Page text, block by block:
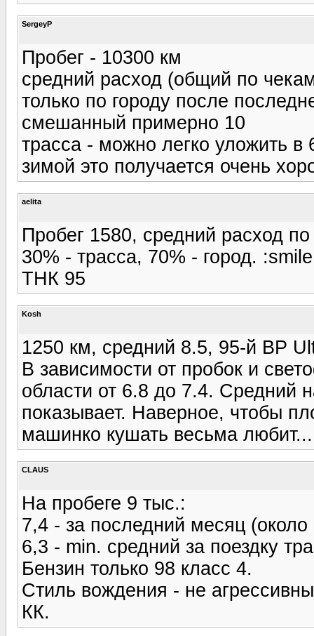
SergeyP
Пробег - 10300 км
средний расход (общий по
только по городу после
смешанный примерно 10
трасса - можно легко уложить
зимой это получается очень
aelita
Пробег 1580, средний расход
30% - трасса, 70% - город.
ТНК 95
Kosh
1250 км, средний 8.5, 95-й BP
В зависимости от пробок и
области от 6.8 до 7.4. Средний
показывает. Наверное, чтобы
машинко кушать весьма любит...
CLAUS
На пробеге 9 тыс.:
7,4 - за последний месяц (около
6,3 - min. средний за поездку
Бензин только 98 класс 4.
Стиль вождения - не
КК.